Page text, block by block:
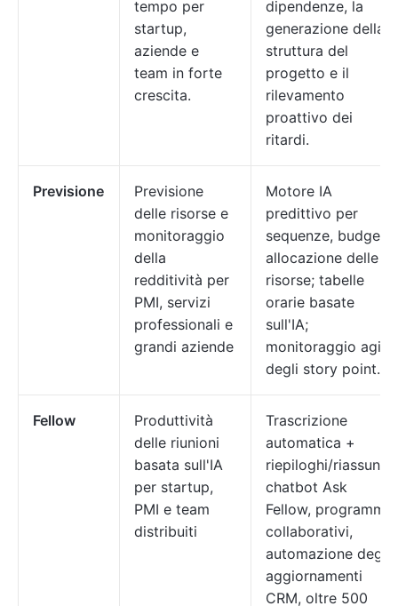
tempo per
startup,
aziende e
team in forte
crescita.
dipendenze, la
generazione della
struttura del
progetto e il
rilevamento
proattivo dei
ritardi.
Previsione
Previsione
delle risorse e
monitoraggio
della
redditività per
PMI, servizi
professionali e
grandi aziende
Motore IA
predittivo per
sequenze, budget,
allocazione delle
risorse; tabelle
orarie basate
sull'IA;
monitoraggio agile
degli story point.
Fellow
Produttività
delle riunioni
basata sull'IA
per startup,
PMI e team
distribuiti
Trascrizione
automatica +
riepiloghi/riassunti,
chatbot Ask
Fellow, programmi
collaborativi,
automazione degli
aggiornamenti
CRM, oltre 500